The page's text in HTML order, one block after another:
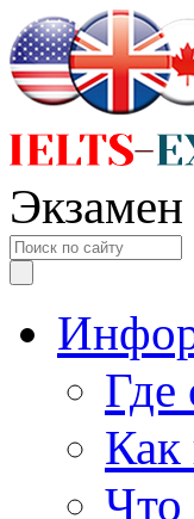
Где
Как
Что